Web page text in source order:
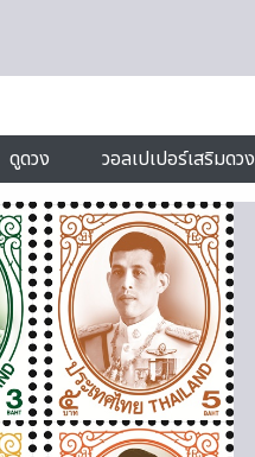
ดูดวง วอลเปเปอร์เสริมดวง